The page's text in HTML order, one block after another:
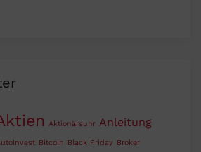
Aktionärsuhr Anleitung
Bitcoin Black Friday Broker